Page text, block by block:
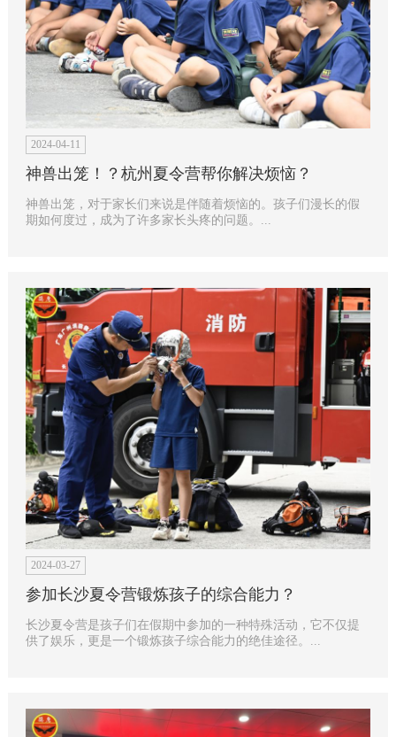
2024-04-11
神兽出笼！？杭州夏令营帮你解决烦恼？
神兽出笼，对于家长们来说是伴随着烦恼的。孩子们漫长的假
期如何度过，成为了许多家长头疼的问题。...
2024-03-27
参加长沙夏令营锻炼孩子的综合能力？
长沙夏令营是孩子们在假期中参加的一种特殊活动，它不仅提
供了娱乐，更是一个锻炼孩子综合能力的绝佳途径。...